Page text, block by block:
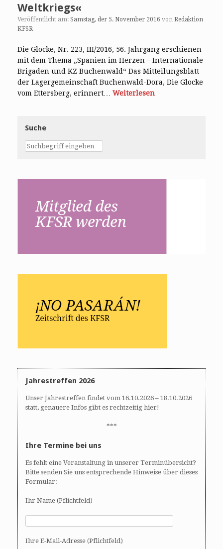
Weltkriegs«
Veröffentlicht am: Samstag, der 5. November 2016 von Redaktion
KFSR
Die Glocke, Nr. 223, III/2016, 56. Jahrgang erschienen
mit dem Thema „Spanien im Herzen – Internationale
Brigaden und KZ Buchenwald“ Das Mitteilungsblatt
der Lagergemeinschaft Buchenwald-Dora, Die Glocke
vom Ettersberg, erinnert… Weiterlesen
Suche
Jahrestreffen 2026
Unser Jahrestreffen findet vom 16.10.2026 – 18.10.2026
statt, genauere Infos gibt es rechtzeitig hier!
***
Ihre Termine bei uns
Es fehlt eine Veranstaltung in unserer Terminübersicht?
Bitte senden Sie uns entsprechende Hinweise über dieses
Formular:
Ihr Name (Pflichtfeld)
Ihre E-Mail-Adresse (Pflichtfeld)